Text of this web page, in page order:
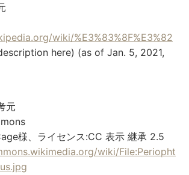
wiki/%E3%83%8F%E3%82
here) (as of Jan. 5, 2021,
元
様、ライセンス:CC 表示 継承 2.5
wiki/File:Periopht